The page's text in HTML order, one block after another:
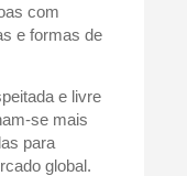
com
e formas de
e livre
se mais
para
global.